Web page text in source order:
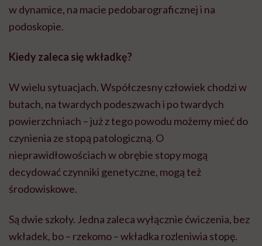
w dynamice, na macie pedobarograficznej i na
podoskopie.
Kiedy zaleca się wkładkę?
W wielu sytuacjach. Współczesny człowiek chodzi w
butach, na twardych podeszwach i po twardych
powierzchniach – już z tego powodu możemy mieć do
czynienia ze stopą patologiczną. O
nieprawidłowościach w obrębie stopy mogą
decydować czynniki genetyczne, mogą też
środowiskowe.
Są dwie szkoły. Jedna zaleca wyłącznie ćwiczenia, bez
wkładek, bo – rzekomo – wkładka rozleniwia stopę.